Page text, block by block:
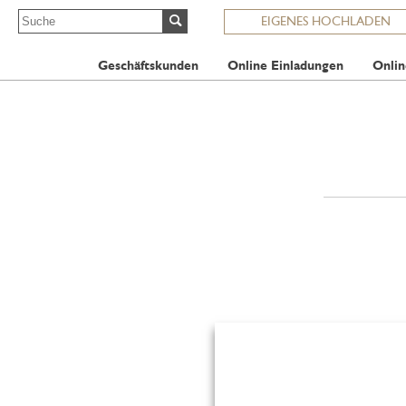
EIGENES HOCHLADEN
Geschäftskunden Online Einladungen